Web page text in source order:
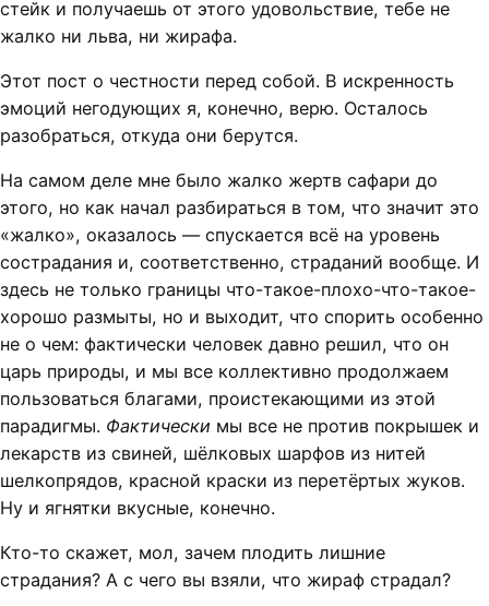
стейк и получаешь от этого удовольствие, тебе не
жалко ни льва, ни жирафа.
Этот пост о честности перед собой. В искренность
эмоций негодующих я, конечно, верю. Осталось
разобраться, откуда они берутся.
На самом деле мне было жалко жертв сафари до
этого, но как начал разбираться в том, что значит это
«жалко», оказалось — спускается всё на уровень
сострадания и, соответственно, страданий вообще. И
здесь не только границы что-такое-плохо-что-такое-
хорошо размыты, но и выходит, что спорить особенно
не о чем: фактически человек давно решил, что он
царь природы, и мы все коллективно продолжаем
пользоваться благами, проистекающими из этой
парадигмы. Фактически мы все не против покрышек и
лекарств из свиней, шёлковых шарфов из нитей
шелкопрядов, красной краски из перетёртых жуков.
Ну и ягнятки вкусные, конечно.
Кто-то скажет, мол, зачем плодить лишние
страдания? А с чего вы взяли, что жираф страдал?